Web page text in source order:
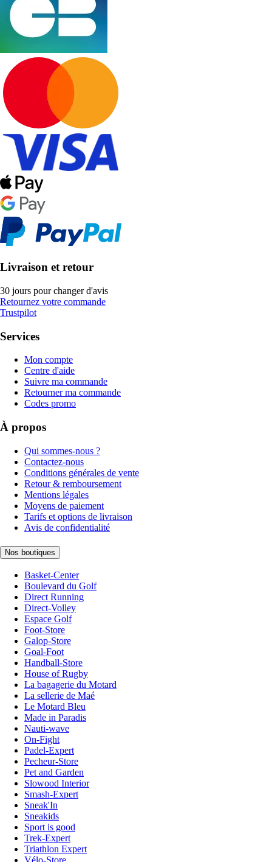
Livraison et retour
30 jours pour changer d'avis
Retournez votre commande
Trustpilot
Services
Mon compte
Centre d'aide
Suivre ma commande
Retourner ma commande
Codes promo
À propos
Qui sommes-nous ?
Contactez-nous
Conditions générales de vente
Retour & remboursement
Mentions légales
Moyens de paiement
Tarifs et options de livraison
Avis de confidentialité
Nos boutiques
Basket-Center
Boulevard du Golf
Direct Running
Direct-Volley
Espace Golf
Foot-Store
Galop-Store
Goal-Foot
Handball-Store
House of Rugby
La bagagerie du Motard
La sellerie de Maé
Le Motard Bleu
Made in Paradis
Nauti-wave
On-Fight
Padel-Expert
Pecheur-Store
Pet and Garden
Slowood Interior
Smash-Expert
Sneak'In
Sneakids
Sport is good
Trek-Expert
Triathlon Expert